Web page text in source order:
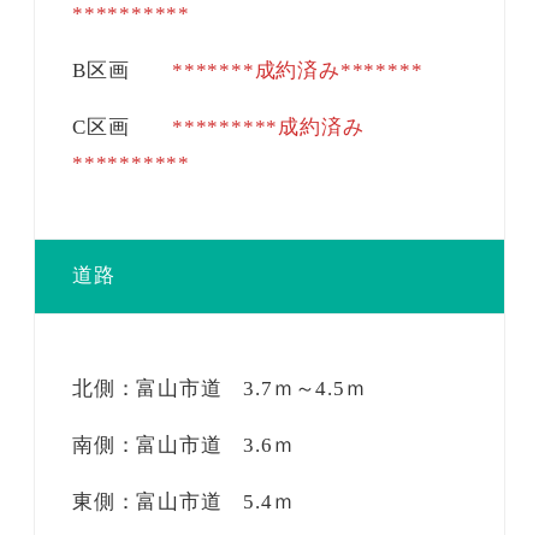
**********
B区画 *******成約済み*******
C区画 *********成約済み
**********
道路
北側：富山市道 3.7ｍ～4.5ｍ
南側：富山市道 3.6ｍ
東側：富山市道 5.4ｍ